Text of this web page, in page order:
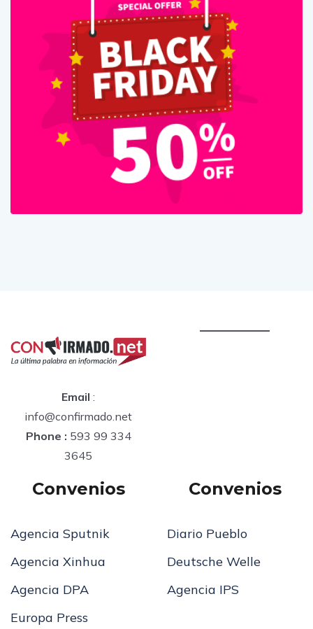
Email :
info@confirmado.net
Phone : 593 99 334
3645
Convenios
Agencia Sputnik
Agencia Xinhua
Agencia DPA
Europa Press
Convenios
Diario Pueblo
Deutsche Welle
Agencia IPS